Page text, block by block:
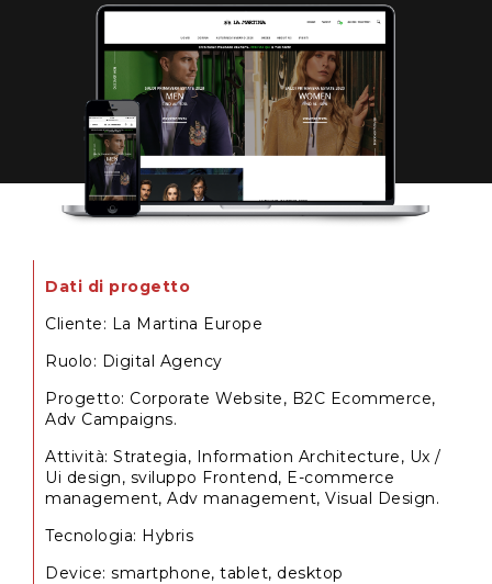
Dati di progetto
Cliente: La Martina Europe
Ruolo: Digital Agency
Progetto: Corporate Website, B2C Ecommerce,
Adv Campaigns.
Attività: Strategia, Information Architecture, Ux /
Ui design, sviluppo Frontend, E-commerce
management, Adv management, Visual Design.
Tecnologia: Hybris
Device: smartphone, tablet, desktop